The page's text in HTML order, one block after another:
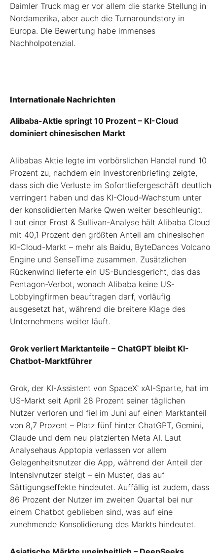
Daimler Truck mag er vor allem die starke Stellung in
Nordamerika, aber auch die Turnaroundstory in
Europa. Die Bewertung habe immenses
Nachholpotenzial.
Internationale Nachrichten
Alibaba-Aktie springt 10 Prozent – KI-Cloud
dominiert chinesischen Markt
Alibabas Aktie legte im vorbörslichen Handel rund 10
Prozent zu, nachdem ein Investorenbriefing zeigte,
dass sich die Verluste im Sofortliefergeschäft deutlich
verringert haben und das KI-Cloud-Wachstum unter
der konsolidierten Marke Qwen weiter beschleunigt.
Laut einer Frost & Sullivan-Analyse hält Alibaba Cloud
mit 40,1 Prozent den größten Anteil am chinesischen
KI-Cloud-Markt – mehr als Baidu, ByteDances Volcano
Engine und SenseTime zusammen. Zusätzlichen
Rückenwind lieferte ein US-Bundesgericht, das das
Pentagon-Verbot, wonach Alibaba keine US-
Lobbyingfirmen beauftragen darf, vorläufig
ausgesetzt hat, während die breitere Klage des
Unternehmens weiter läuft.
Grok verliert Marktanteile – ChatGPT bleibt KI-
Chatbot-Marktführer
Grok, der KI-Assistent von SpaceX' xAI-Sparte, hat im
US-Markt seit April 28 Prozent seiner täglichen
Nutzer verloren und fiel im Juni auf einen Marktanteil
von 8,7 Prozent – Platz fünf hinter ChatGPT, Gemini,
Claude und dem neu platzierten Meta AI. Laut
Analysehaus Apptopia verlassen vor allem
Gelegenheitsnutzer die App, während der Anteil der
Intensivnutzer steigt – ein Muster, das auf
Sättigungseffekte hindeutet. Auffällig ist zudem, dass
86 Prozent der Nutzer im zweiten Quartal bei nur
einem Chatbot geblieben sind, was auf eine
zunehmende Konsolidierung des Markts hindeutet.